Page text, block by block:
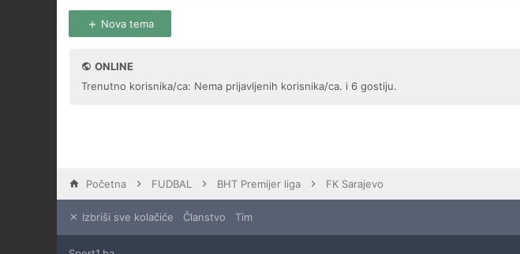
Nova tema
ONLINE
Trenutno korisnika/ca: Nema prijavljenih korisnika/ca. i 6 gostiju.
Početna FUDBAL BHT Premijer liga FK Sarajevo
Izbriši sve kolačiće Članstvo Tim